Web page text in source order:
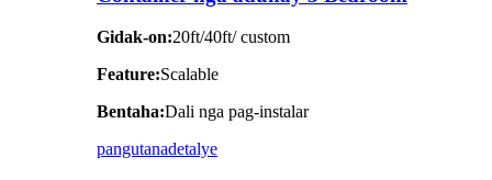
Gidak-on:20ft/40ft/ custom
Feature:Scalable
Bentaha:Dali nga pag-instalar
pangutanadetalye